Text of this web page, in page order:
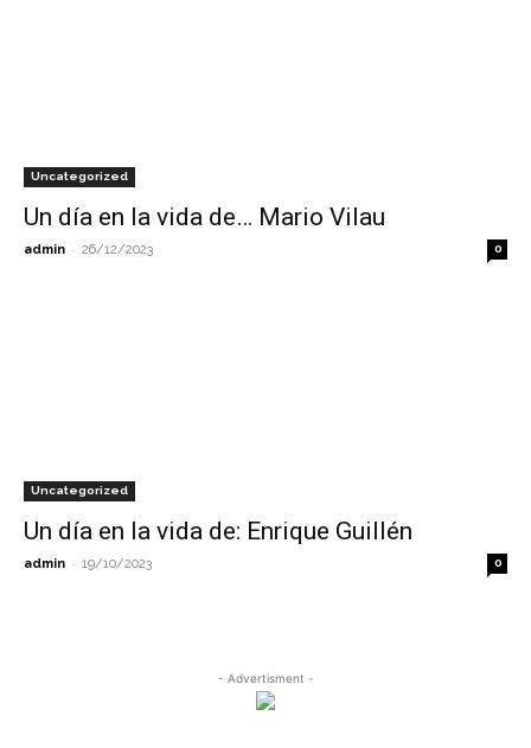
Uncategorized
Un día en la vida de… Mario Vilau
admin - 26/12/2023 0
Uncategorized
Un día en la vida de: Enrique Guillén
admin - 19/10/2023 0
- Advertisment -